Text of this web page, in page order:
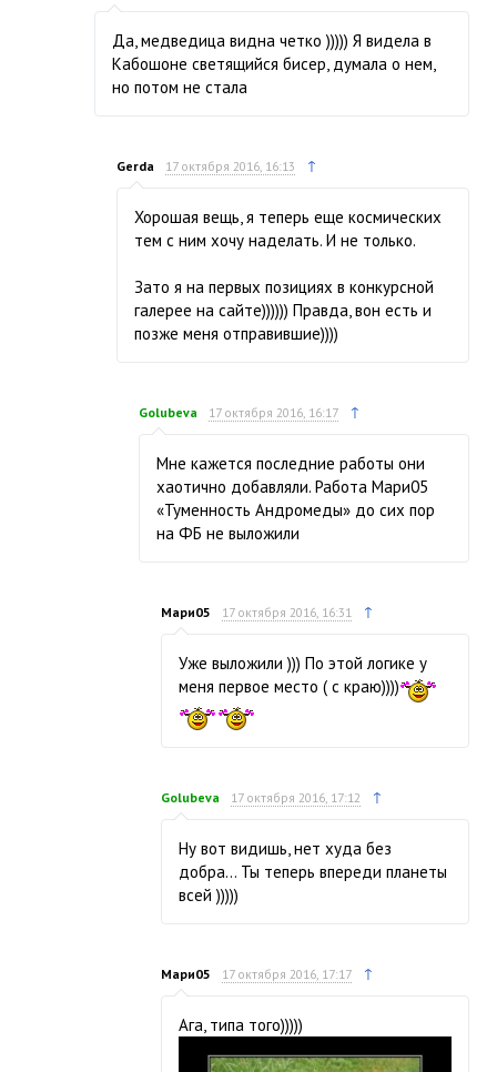
Да, медведица видна четко ))))) Я видела в
Кабошоне светящийся бисер, думала о нем,
но потом не стала
Gerda 17 октября 2016, 16:13 ↑
Хорошая вещь, я теперь еще космических
тем с ним хочу наделать. И не только.
Зато я на первых позициях в конкурсной
галерее на сайте)))))) Правда, вон есть и
позже меня отправившие))))
Golubeva 17 октября 2016, 16:17 ↑
Мне кажется последние работы они
хаотично добавляли. Работа Мари05
«Туменность Андромеды» до сих пор
на ФБ не выложили
Мари05 17 октября 2016, 16:31 ↑
Уже выложили ))) По этой логике у
меня первое место ( с краю))))
Golubeva 17 октября 2016, 17:12 ↑
Ну вот видишь, нет худа без
добра… Ты теперь впереди планеты
всей )))))
Мари05 17 октября 2016, 17:17 ↑
Ага, типа того)))))